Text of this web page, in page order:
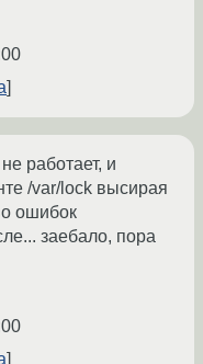
работает, и
/var/lock высирая
ошибок
заебало, пора